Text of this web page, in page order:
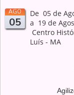
AGO
05
De 05 de
a 19 de
Centro
Luís - MA